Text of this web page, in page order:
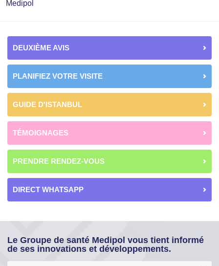
Medipol
DEUXIÈME AVIS
PLANIFIEZ VOTRE VISITE
GUIDE D'ISTANBUL
TÉMOIGNAGES
PRENDRE RENDEZ-VOUS
DIRECT WHATSAPP
Le Groupe de santé Medipol vous tient informé
de ses innovations et développements.